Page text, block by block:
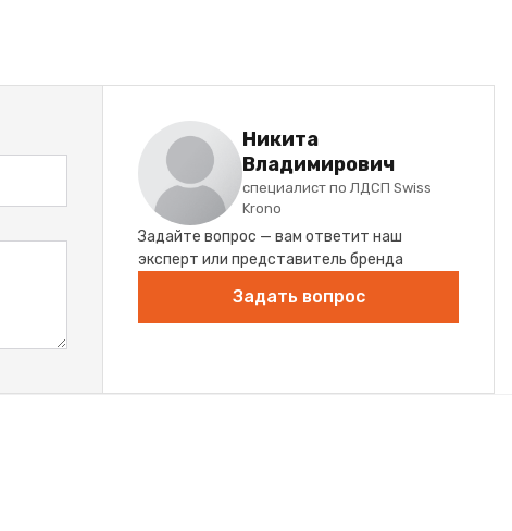
Никита
Владимирович
специалист по ЛДСП Swiss
Krono
Задайте вопрос — вам ответит наш
эксперт или представитель бренда
Задать вопрос